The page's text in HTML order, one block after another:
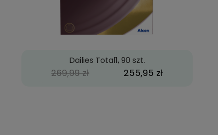
Dailies Total1, 90 szt.
255,95 zł
269,99 zł